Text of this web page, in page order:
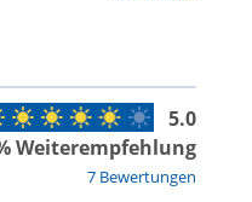
7 Bewertungen
5.0
Weiterempfehlung